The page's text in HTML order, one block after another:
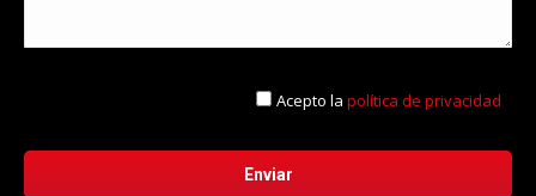
Acepto lapolítica de privacidad